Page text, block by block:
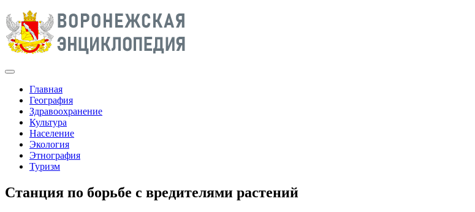
Главная
География
Здравоохранение
Культура
Население
Экология
Этнография
Туризм
Станция по борьбе с вредителями растений